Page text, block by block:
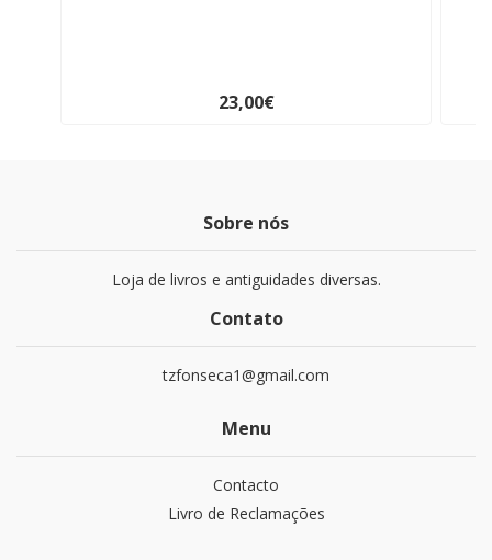
23,00€
Sobre nós
Loja de livros e antiguidades diversas.
Contato
tzfonseca1@gmail.com
Menu
Contacto
Livro de Reclamações